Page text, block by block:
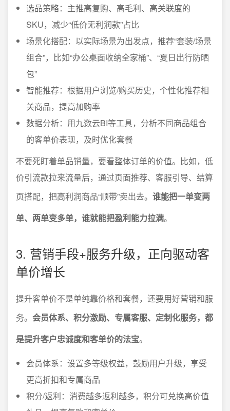
选品策略：主推高复购、高毛利、高关联度的
SKU，减少“低价无利润款”占比
场景化搭配：以实际场景为出发点，推荐“套装/场景
组合”，比如“办公桌面收纳全家桶”、“夏日出行防晒
包”
智能推荐：根据用户浏览/购买历史，个性化推荐相
关商品，提高加购率
数据分析：用九数云BI等工具，分析不同商品组合
的客单价表现，及时优化套餐
不要死盯着单品销量，要看整体订单的价值。比如，低
价引流款拉来流量后，通过页面推荐、客服引导、结算
页搭配，把高利润商品“顺带”卖出去。 谁能把一单变两
单、两单变多单，谁就能把盈利能力拉满。
3. 营销手段+服务升级，正向驱动客
单价增长
提升客单价不是单纯靠价格和套餐，还要用好营销和服
务。 会员体系、积分激励、专属客服、定制化服务，都
是提升客户忠诚度和客单价的法宝。
会员体系：设置多等级权益，鼓励用户升级，享受
更高折扣和专属商品
积分/返利：消费越多返利越多，积分可兑换高价值